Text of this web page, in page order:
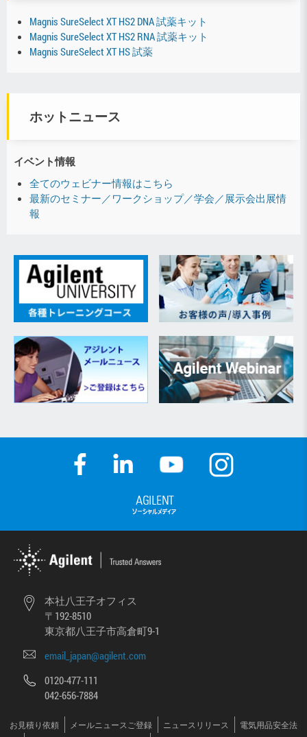
Magnis SureSelect XT HS2 DNA 試薬キット
Magnis SureSelect XT HS2 RNA 試薬キット
Magnis SureSelect XT HS 試薬
ホットニュース
イベント情報
全てのウェビナー情報はこちら
最新のセミナー／ワークショップ／学会／展示会出展情
報
本社八王子オフィス
〒192-8510
東京都八王子市高倉町9-1
email_japan@agilent.com
0120-477-111
042-656-7884
お見積り依頼 メールニュースご登録 ニュースリリース
電気用品安全法